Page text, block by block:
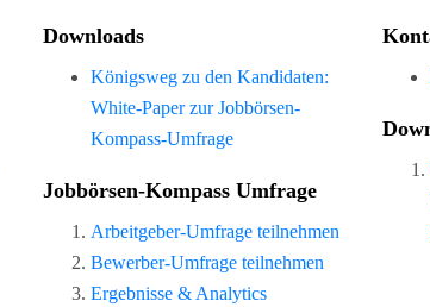
Downloads
Königsweg zu den Kandidaten:
White-Paper zur Jobbörsen-
Kompass-Umfrage
Jobbörsen-Kompass Umfrage
Arbeitgeber-Umfrage teilnehmen
Bewerber-Umfrage teilnehmen
Ergebnisse & Analytics